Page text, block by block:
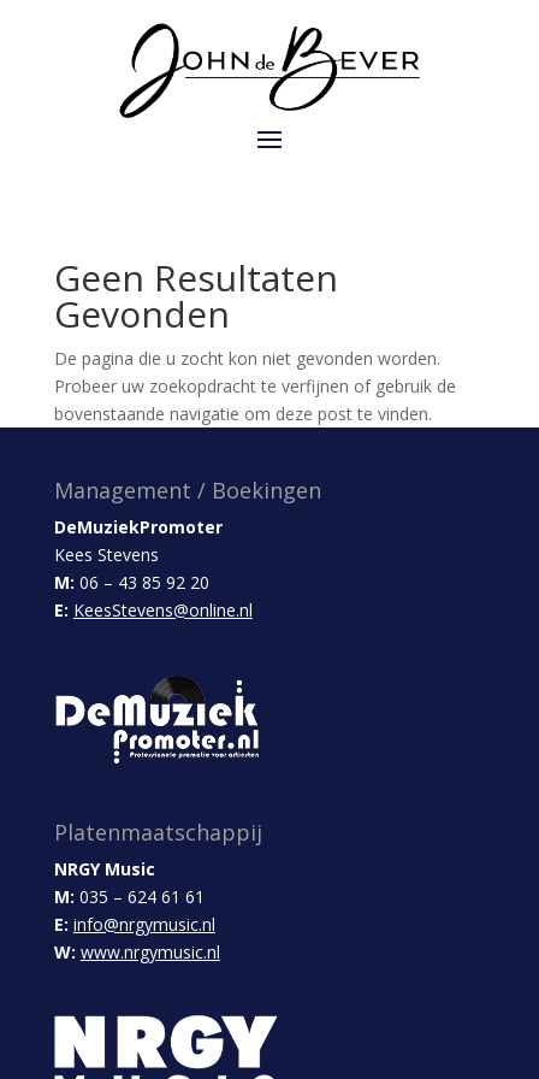
Geen Resultaten
Gevonden
De pagina die u zocht kon niet gevonden worden.
Probeer uw zoekopdracht te verfijnen of gebruik de
bovenstaande navigatie om deze post te vinden.
Management / Boekingen
DeMuziekPromoter
Kees Stevens
M: 06 – 43 85 92 20
E: KeesStevens@online.nl
Platenmaatschappij
NRGY Music
M: 035 – 624 61 61
E: info@nrgymusic.nl
W: www.nrgymusic.nl